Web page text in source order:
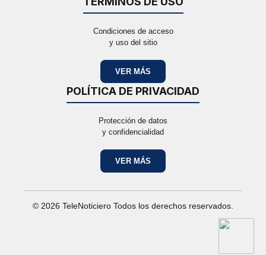
Condiciones de acceso
y uso del sitio
VER MÁS
POLÍTICA DE PRIVACIDAD
Protección de datos
y confidencialidad
VER MÁS
© 2026 TeleNoticiero Todos los derechos reservados.